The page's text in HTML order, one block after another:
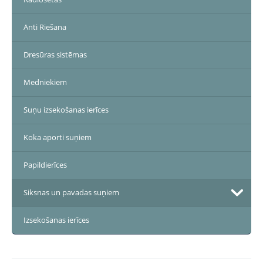
Anti Riešana
Dresūras sistēmas
Medniekiem
Suņu izsekošanas ierīces
Koka aporti suņiem
Papildierīces
Siksnas un pavadas suņiem
Izsekošanas ierīces